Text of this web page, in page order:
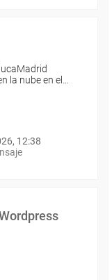
la nube en el…
12:38